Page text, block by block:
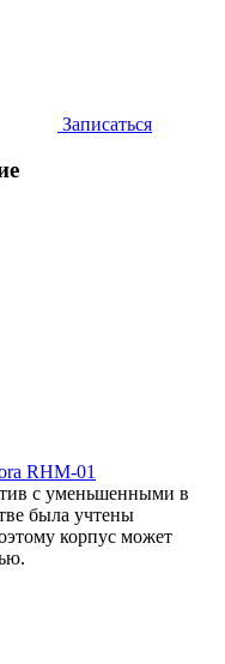
Записаться
RHM-01
с уменьшенными в
была учтены
корпус может